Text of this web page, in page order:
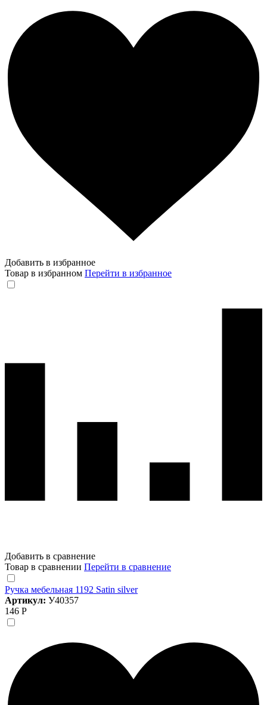
Добавить в избранное
Товар в избранном Перейти в избранное
Добавить в сравнение
Товар в сравнении Перейти в сравнение
Ручка мебельная 1192 Satin silver
Артикул: У40357
146 Р